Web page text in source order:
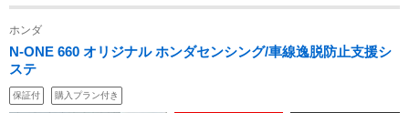
ホンダ
N-ONE 660 オリジナル ホンダセンシング/車線逸脱防止支援シ
ステ
保証付 購入プラン付き